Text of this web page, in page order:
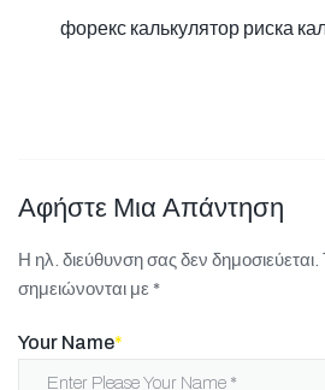
форекс калькулятор риска
Αφήστε Μια Απάντηση
Η ηλ. διεύθυνση σας δεν δημοσιεύεται.
σημειώνονται με*
Your Name*